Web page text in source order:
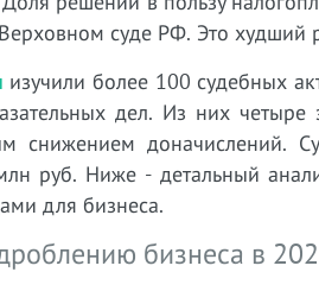
суде РФ. Это худший
изучили более 100 судебных
дел. Из них четыре
снижением доначислений.
руб. Ниже - детальный
для бизнеса.
бизнеса в